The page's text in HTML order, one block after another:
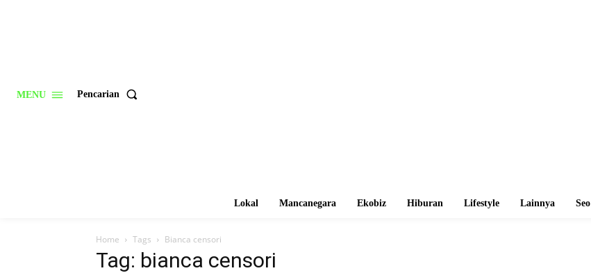
MENU Pencarian
Lokal Mancanegara Ekobiz Hiburan Lifestyle Lainnya Seo
Home Tags Bianca censori
Tag: bianca censori